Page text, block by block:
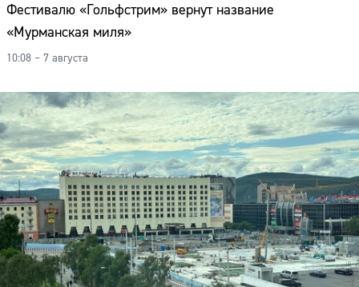
Фестивалю «Гольфстрим» вернут название
«Мурманская миля»
10:08 – 7 августа